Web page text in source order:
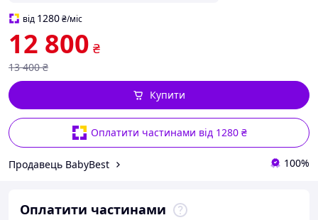
від 1280₴/міс
12 800 ₴
13 400 ₴
Оплатити частинами від 1280 ₴
Купити
Продавець BabyBest 100%
Оплатити частинами